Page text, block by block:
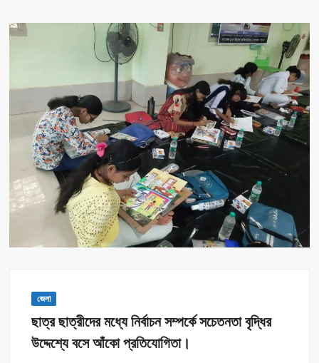
জেলা
ছাত্র ছাত্রীদের মধ্যে নির্বাচন সম্পর্কে সচেতনতা বৃদ্ধির
উদ্দেশ্যে বসে আঁকো প্রতিযোগিতা।